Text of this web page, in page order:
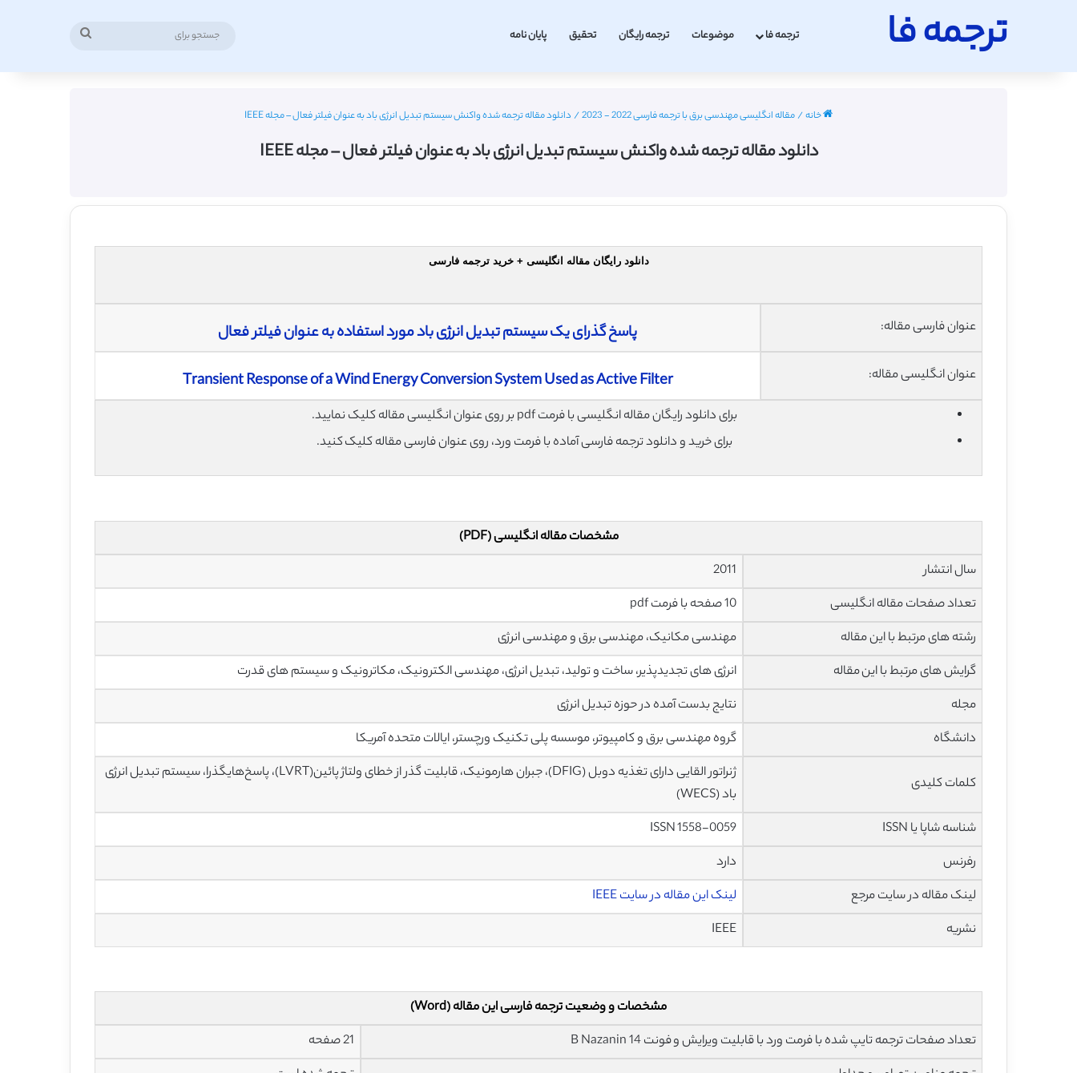
ترجمه فا ترجمه فا موضوعات ترجمه رایگان تحقیق پایان نامه
خانه/مقاله انگلیسی مهندسی برق با ترجمه فارسی 2022 - 2023 / دانلود مقاله ترجمه شده واکنش سیستم تبدیل انرژی باد به عنوان فیلتر فعال – مجله IEEE
دانلود مقاله ترجمه شده واکنش سیستم تبدیل انرژی باد به عنوان فیلتر فعال – مجله IEEE
دانلود رایگان مقاله انگلیسی + خرید ترجمه فارسی
عنوان فارسی مقاله: پاسخ گذرای یک سیستم تبدیل انرژی باد مورد استفاده به عنوان فیلتر فعال
عنوان انگلیسی مقاله: Transient Response of a Wind Energy Conversion System Used as Active Filter
برای دانلود رایگان مقاله انگلیسی با فرمت pdf بر روی عنوان انگلیسی مقاله کلیک نمایید.
برای خرید و دانلود ترجمه فارسی آماده با فرمت ورد، روی عنوان فارسی مقاله کلیک کنید.
مشخصات مقاله انگلیسی (PDF)
سال انتشار
2011
تعداد صفحات مقاله انگلیسی
10 صفحه با فرمت pdf
رشته های مرتبط با این مقاله
مهندسی مکانیک، مهندسی برق و مهندسی انرژی
گرایش های مرتبط با این مقاله
انرژی های تجدیدپذیر، ساخت و تولید، تبدیل انرژی، مهندسی الکترونیک، مکاترونیک و سیستم های قدرت
مجله
نتایج بدست آمده در حوزه تبدیل انرژی
دانشگاه
گروه مهندسی برق و کامپیوتر، موسسه پلی تکنیک ورچستر، ایالات متحده آمریکا
کلمات کلیدی
ژنراتور القایی دارای تغذیه دوبل (DFIG)، جبران هارمونیک، قابلیت گذر از خطای ولتاژ پائین(LVRT)، پاسخ‌هایگذرا، سیستم تبدیل انرژی
باد (WECS)
شناسه شاپا یا ISSN
ISSN 1558-0059
رفرنس
دارد
لینک مقاله در سایت مرجع
لینک این مقاله در سایت IEEE
نشریه
IEEE
مشخصات و وضعیت ترجمه فارسی این مقاله (Word)
تعداد صفحات ترجمه تایپ شده با فرمت ورد با قابلیت ویرایش و فونت 14 B Nazanin
21 صفحه